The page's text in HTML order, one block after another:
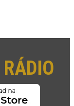
RÁDIO